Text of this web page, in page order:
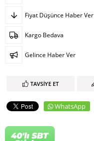
Fiyat Düşünce Haber Ver
Kargo Bedava
Gelince Haber Ver
TAVSIYE ET
WhatsApp